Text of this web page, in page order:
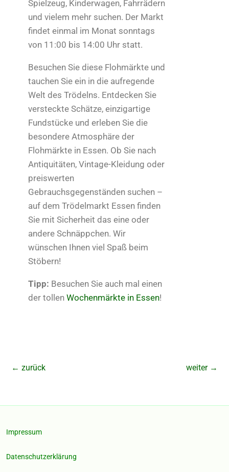
Spielzeug, Kinderwagen, Fahrrädern
und vielem mehr suchen. Der Markt
findet einmal im Monat sonntags
von 11:00 bis 14:00 Uhr statt.
Besuchen Sie diese Flohmärkte und
tauchen Sie ein in die aufregende
Welt des Trödelns. Entdecken Sie
versteckte Schätze, einzigartige
Fundstücke und erleben Sie die
besondere Atmosphäre der
Flohmärkte in Essen. Ob Sie nach
Antiquitäten, Vintage-Kleidung oder
preiswerten
Gebrauchsgegenständen suchen –
auf dem Trödelmarkt Essen finden
Sie mit Sicherheit das eine oder
andere Schnäppchen. Wir
wünschen Ihnen viel Spaß beim
Stöbern!
Tipp: Besuchen Sie auch mal einen
der tollen Wochenmärkte in Essen!
← zurück weiter →
Impressum
Datenschutzerklärung